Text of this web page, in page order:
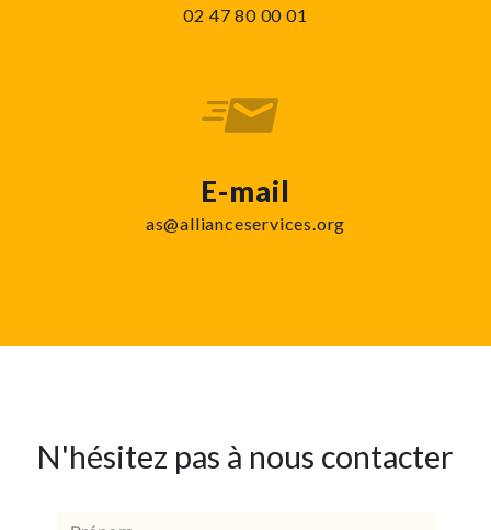
02 47 80 00 01
E-mail
as@allianceservices.org
N'hésitez pas à nous contacter